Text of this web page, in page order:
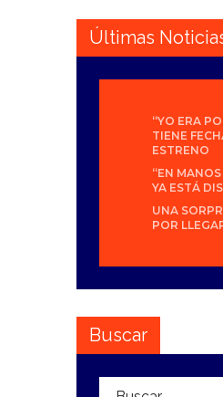
Últimas
“YO ERA
TIENE
ESTRENO
“EN
YA ESTÁ
UNA
POR
Buscar
Buscar: